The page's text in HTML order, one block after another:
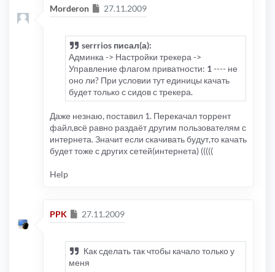
Morderon Сообщение
27.11.2009
serrrios писал(а):
Админка -> Настройки трекера ->
Управление флагом приватности: 1 ---- не
оно ли? При условии тут единицы качать
будет только с сидов с трекера.
Даже незнаю, поставил 1. Перекачал торрент
файл,всё равно раздаёт другим пользователям с
интернета. Значит если скачивать будут,то качать
будет тоже с других сетей(интернета) (((((
Help
PPK Сообщение
27.11.2009
Как сделать так чтобы качало только у
меня